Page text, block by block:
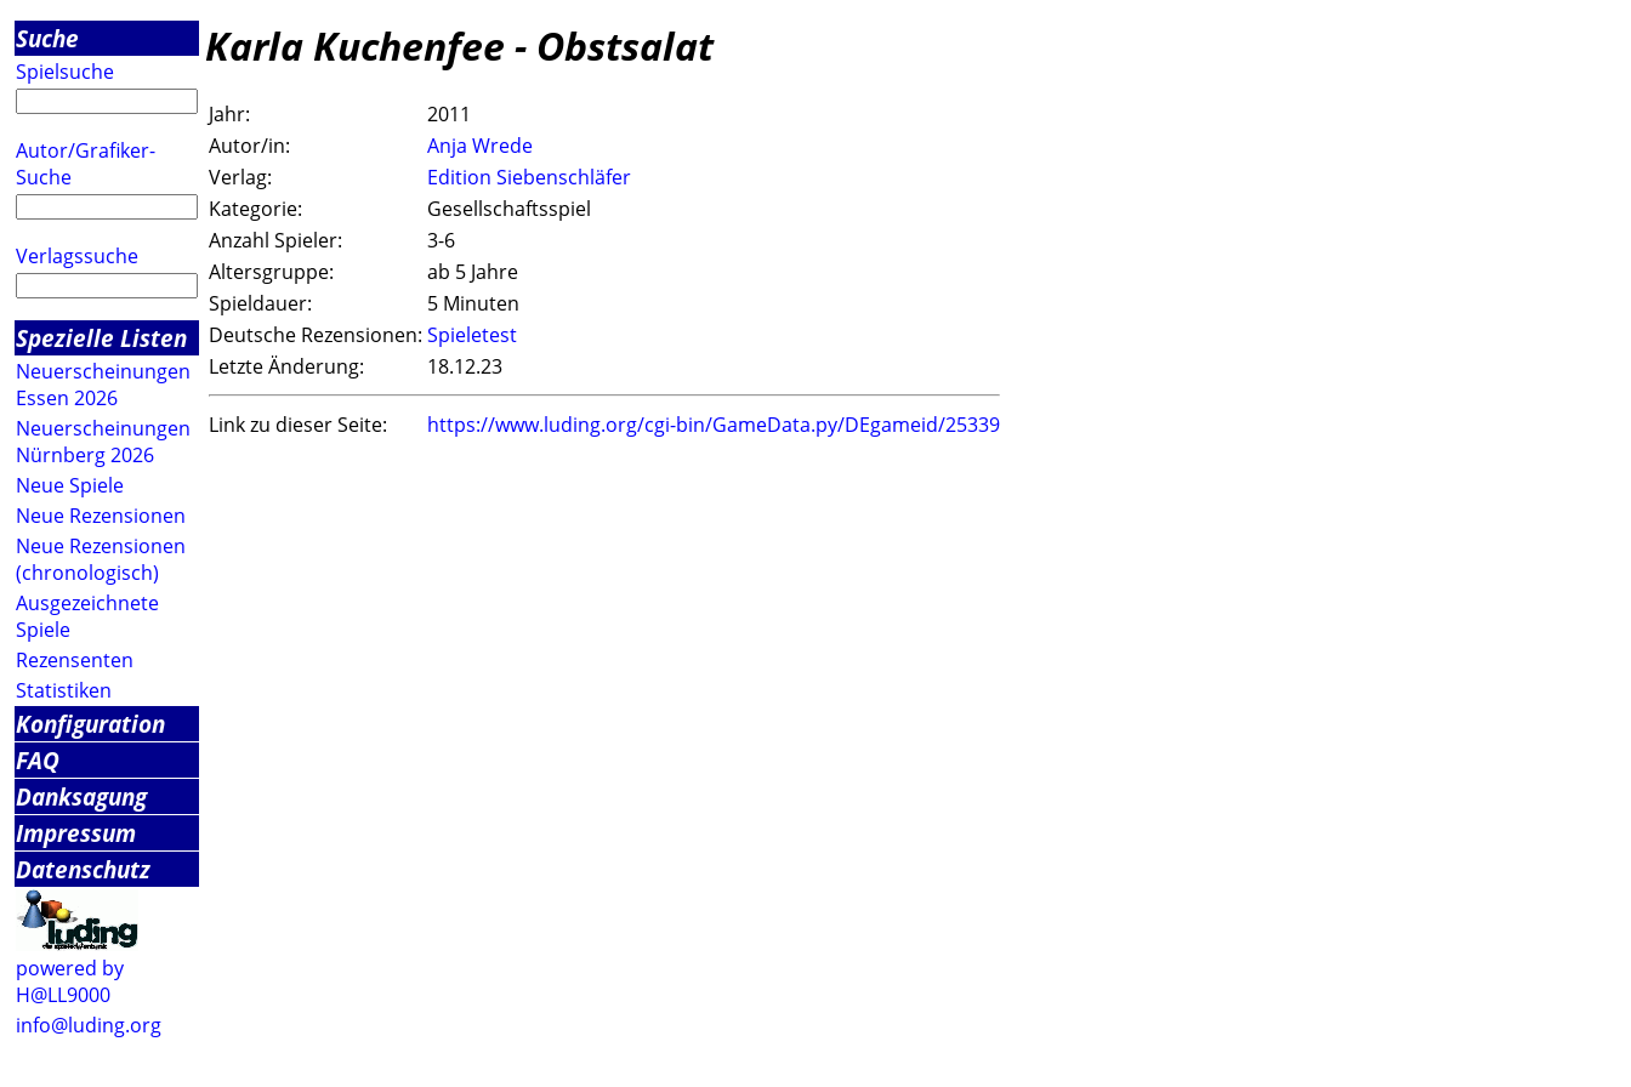
Suche
Spielsuche
Autor/Grafiker-
Suche
Verlagssuche
Spezielle Listen
Neuerscheinungen
Essen 2026
Neuerscheinungen
Nürnberg 2026
Neue Spiele
Neue Rezensionen
Neue Rezensionen
(chronologisch)
Ausgezeichnete
Spiele
Rezensenten
Statistiken
Konfiguration
FAQ
Danksagung
Impressum
Datenschutz
powered by
H@LL9000
info@luding.org
Karla Kuchenfee - Obstsalat
Jahr:
2011
Autor/in:
Anja Wrede
Verlag:
Edition Siebenschläfer
Kategorie:
Gesellschaftsspiel
Anzahl Spieler:
3-6
Altersgruppe:
ab 5 Jahre
Spieldauer:
5 Minuten
Deutsche Rezensionen: Spieletest
Letzte Änderung:
18.12.23
Link zu dieser Seite: https://www.luding.org/cgi-bin/GameData.py/DEgameid/25339